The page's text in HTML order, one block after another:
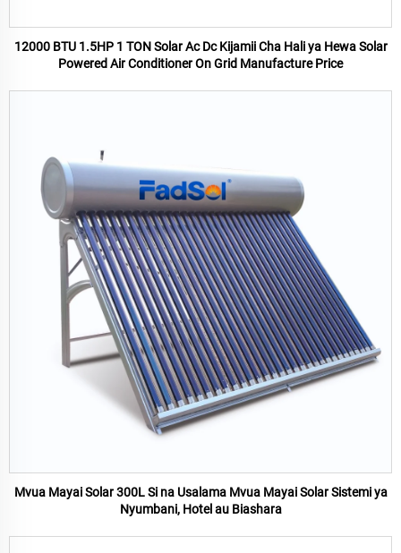
12000 BTU 1.5HP 1 TON Solar Ac Dc Kijamii Cha Hali ya Hewa Solar
Powered Air Conditioner On Grid Manufacture Price
Mvua Mayai Solar 300L Si na Usalama Mvua Mayai Solar Sistemi ya
Nyumbani, Hotel au Biashara